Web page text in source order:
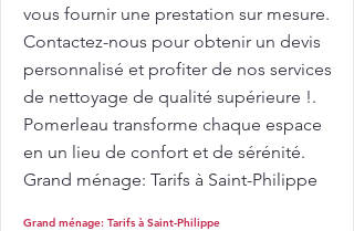
vous fournir une prestation sur mesure.
Contactez-nous pour obtenir un devis
personnalisé et profiter de nos services
de nettoyage de qualité supérieure !.
Pomerleau transforme chaque espace
en un lieu de confort et de sérénité.
Grand ménage: Tarifs à Saint-Philippe
Grand ménage: Tarifs à Saint-Philippe